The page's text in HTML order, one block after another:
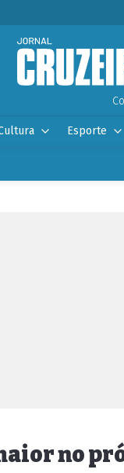
Esporte
no